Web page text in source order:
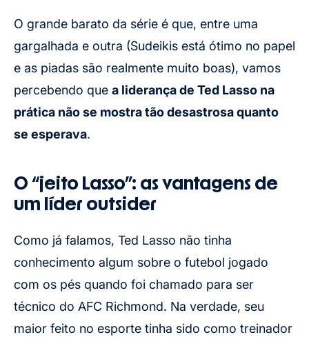
O grande barato da série é que, entre uma
gargalhada e outra (Sudeikis está ótimo no papel
e as piadas são realmente muito boas), vamos
percebendo que a liderança de Ted Lasso na
prática não se mostra tão desastrosa quanto
se esperava.
O “jeito Lasso”: as vantagens de
um líder outsider
Como já falamos, Ted Lasso não tinha
conhecimento algum sobre o futebol jogado
com os pés quando foi chamado para ser
técnico do AFC Richmond. Na verdade, seu
maior feito no esporte tinha sido como treinador